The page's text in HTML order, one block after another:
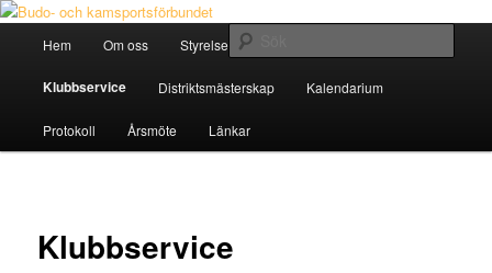
Hoppa
innehållBudo- och kamsportsförbundet
Östra Distriktet
Hem Om oss Styrelse
Klubbservice Distriktsmästerskap Kalendarium
Protokoll Årsmöte Länkar
Klubbservice